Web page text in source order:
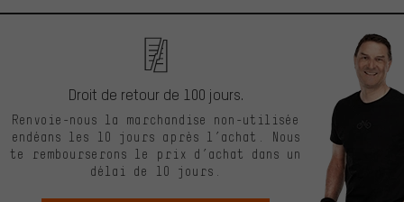
Droit de retour de 100 jours.
Renvoie-nous la marchandise non-utilisée
endéans les 10 jours après l’achat. Nous
te rembourserons le prix d’achat dans un
délai de 10 jours.